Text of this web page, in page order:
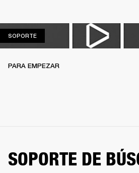
SOPORTESOPORTE
PARA EMPEZAR
SOPORTE DE